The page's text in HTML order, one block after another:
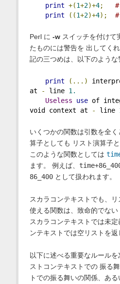
print +(1+2)+4;
print
((1+2)+4);
Perl に -wスイッチを付けて
たものには警告を 出してく
記の三つめは、以下のような
print (...)
at
- line 1.
Useless
use of
void context at
- line
いくつかの関数は引数を全
算子としても リスト演算子
このような関数としては
ます。 例えば、
86_400として扱われます。
スカラコンテキストでも、
使える関数は、致命的でない
スカラコンテキストでは未
ンテキストでは空リストを返
以下に述べる重要なルール
ストコンテキストでの 振る
トでの振る舞いの関係、あ